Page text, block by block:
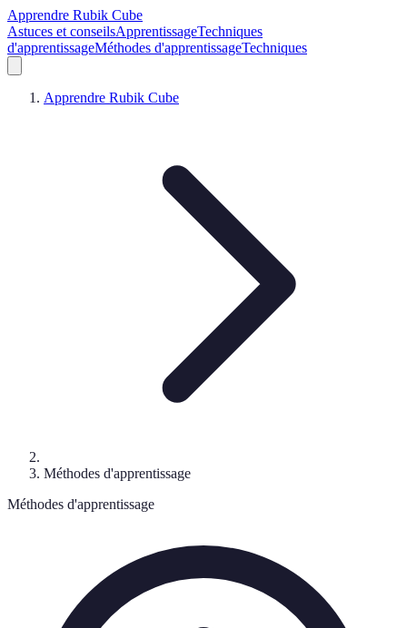
Apprendre Rubik Cube
Astuces et conseilsApprentissageTechniques
d'apprentissageMéthodes d'apprentissageTechniques
Apprendre Rubik Cube
Méthodes d'apprentissage
Méthodes d'apprentissage